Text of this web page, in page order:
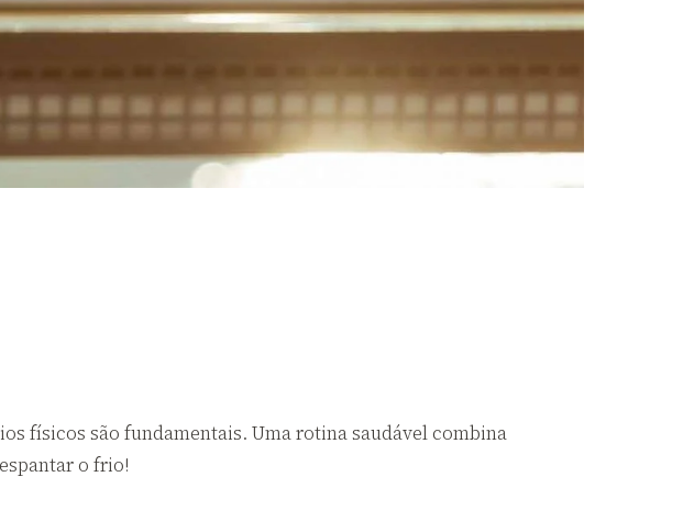
físicos são fundamentais. Uma rotina saudável combina
o frio!